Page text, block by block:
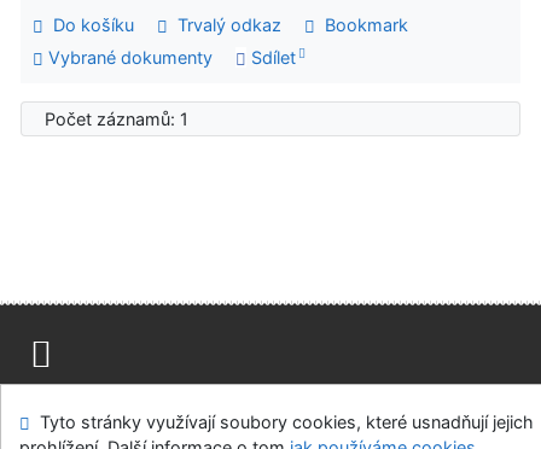
Do košíku Trvalý odkaz
Bookmark
Vybrané dokumenty
Sdílet
Počet záznamů: 1
Modul OpenSearch
Napište nám Nastavení cookies
Tyto stránky využívají soubory cookies, které usnadňují jejich